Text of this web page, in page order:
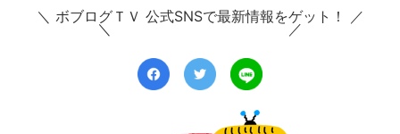
＼ ボブログＴＶ 公式SNSで最新情報をゲット！ ／